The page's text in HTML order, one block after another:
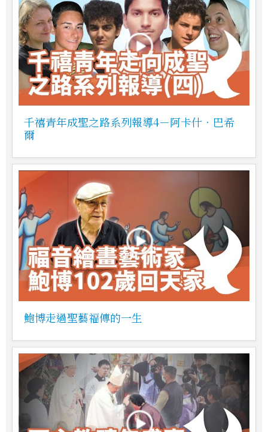
千禧青年成聖之路系列報導4－阿卡什．巴希
爾
鮑博走過聖藝福傳的一生